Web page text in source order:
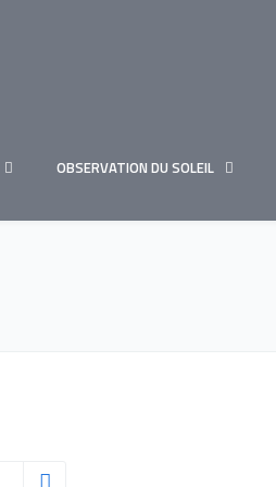
OBSERVATION DU SOLEIL